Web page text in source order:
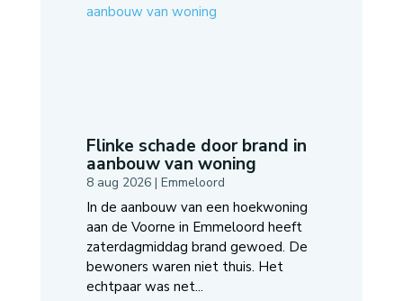
Flinke schade door brand in
aanbouw van woning
8 aug 2026| Emmeloord
In de aanbouw van een hoekwoning
aan de Voorne in Emmeloord heeft
zaterdagmiddag brand gewoed. De
bewoners waren niet thuis. Het
echtpaar was net...